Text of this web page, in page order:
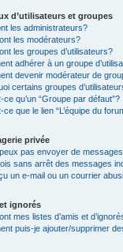
d’utilisateurs et groupes
les administrateurs?
les modérateurs?
les groupes d’utilisateurs?
adhérer à un groupe
devenir modérateur de
certains groupes
ce qu’un “Groupe par défaut”?
ce que le lien “L’équipe du
privée
pas envoyer de
sans arrêt des messages
un e-mail ou un courrier
ignorés
mes listes d’amis et
puis-je ajouter/supprimer